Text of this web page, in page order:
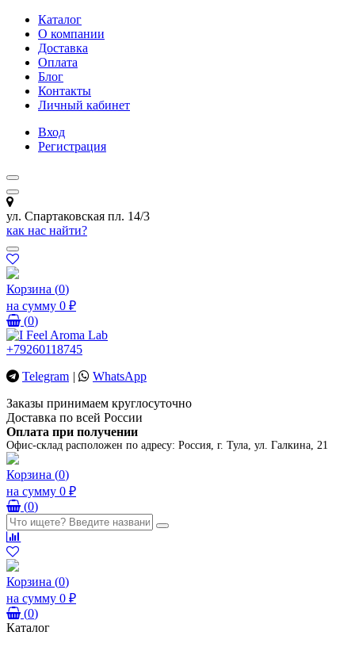
Каталог
О компании
Доставка
Оплата
Блог
Контакты
Личный кабинет
Вход
Регистрация
ул. Спартаковская пл. 14/3
как нас найти?
Корзина (0)
на сумму 0 ₽
(0)
+79260118745
Telegram |
WhatsApp
Заказы принимаем круглосуточно
Доставка по всей России
Оплата при получении
Офис-склад расположен по адресу: Россия, г. Тула, ул. Галкина, 21
Корзина (0)
на сумму 0 ₽
(0)
Корзина (0)
на сумму 0 ₽
(0)
Каталог